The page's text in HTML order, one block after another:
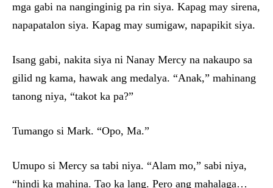
mga gabi na nanginginig pa rin siya. Kapag may sirena,
napapatalon siya. Kapag may sumigaw, napapikit siya.
Isang gabi, nakita siya ni Nanay Mercy na nakaupo sa
gilid ng kama, hawak ang medalya. “Anak,” mahinang
tanong niya, “takot ka pa?”
Tumango si Mark. “Opo, Ma.”
Umupo si Mercy sa tabi niya. “Alam mo,” sabi niya,
“hindi ka mahina. Tao ka lang. Pero ang mahalaga…